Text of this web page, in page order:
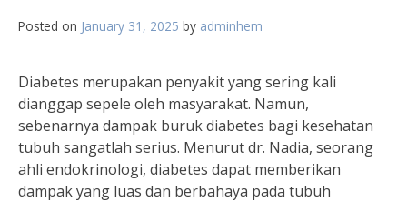
Posted on January 31, 2025 by adminhem
Diabetes merupakan penyakit yang sering kali
dianggap sepele oleh masyarakat. Namun,
sebenarnya dampak buruk diabetes bagi kesehatan
tubuh sangatlah serius. Menurut dr. Nadia, seorang
ahli endokrinologi, diabetes dapat memberikan
dampak yang luas dan berbahaya pada tubuh